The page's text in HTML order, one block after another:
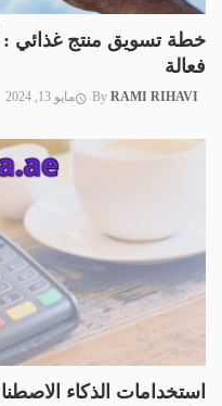
فعالة
By RAMI RIHAVI مايو 13, 2024
استخدامات الذكاء